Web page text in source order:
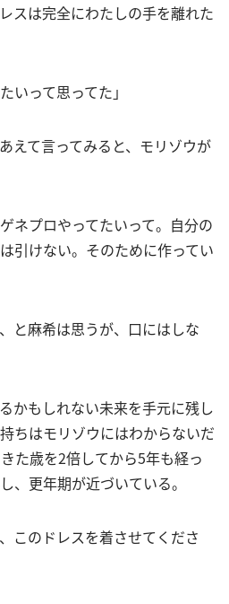
スは完全にわたしの手を離れた
いって思ってた」
えて言ってみると、モリゾウが
ネプロやってたいって。自分の
引けない。そのために作ってい
と麻希は思うが、口にはしな
かもしれない未来を手元に残し
ちはモリゾウにはわからないだ
た歳を2倍してから5年も経っ
、更年期が近づいている。
このドレスを着させてくださ